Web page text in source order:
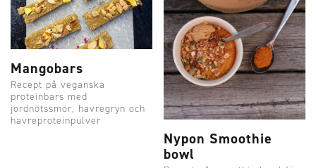
Mangobars
Recept på veganska
proteinbars med
jordnötssmör, havregryn och
havreproteinpulver
Nypon Smoothie
bowl